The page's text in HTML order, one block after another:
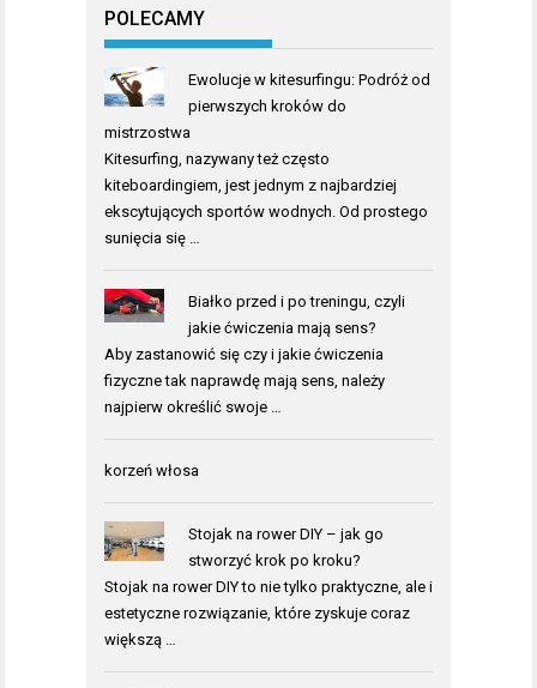
POLECAMY
Ewolucje w kitesurfingu: Podróż od
pierwszych kroków do
mistrzostwa
Kitesurfing, nazywany też często
kiteboardingiem, jest jednym z najbardziej
ekscytujących sportów wodnych. Od prostego
sunięcia się …
Białko przed i po treningu, czyli
jakie ćwiczenia mają sens?
Aby zastanowić się czy i jakie ćwiczenia
fizyczne tak naprawdę mają sens, należy
najpierw określić swoje …
korzeń włosa
Stojak na rower DIY – jak go
stworzyć krok po kroku?
Stojak na rower DIY to nie tylko praktyczne, ale i
estetyczne rozwiązanie, które zyskuje coraz
większą …